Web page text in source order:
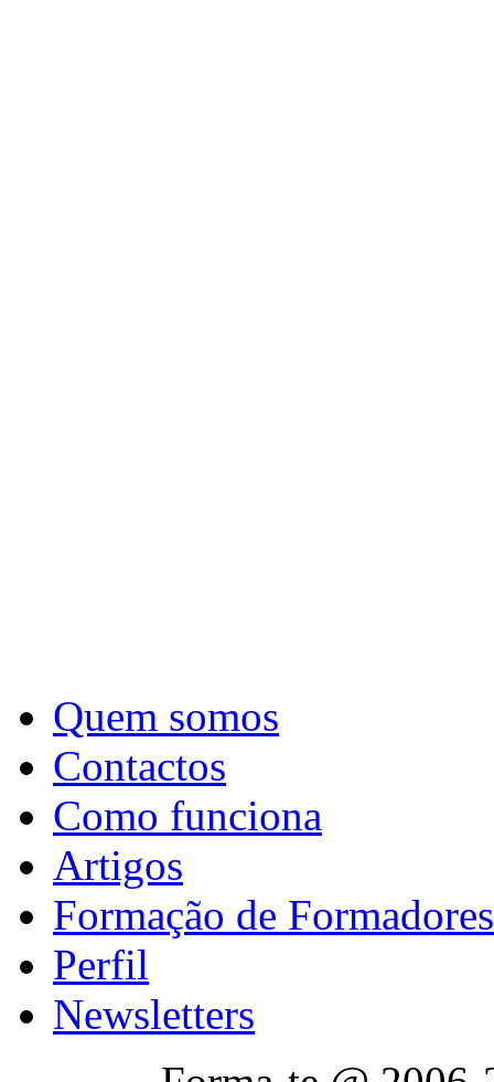
Quem somos
Contactos
Como funciona
Artigos
Formação de Formadores
Perfil
Newsletters